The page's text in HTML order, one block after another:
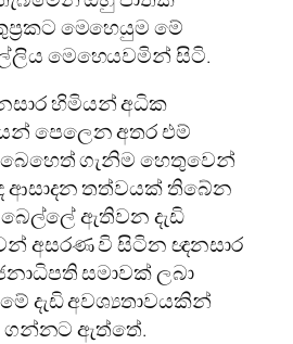
මෙහෙයුම මේ
මෙහෙයවමින් සිටි.
හිමියන් අධික
පෙලෙන අතර එම්
බෙහෙත් ගැනිම හෙතුවෙන්
ආසාදන තත්වයක් තිබේන
ඇතිවන දැඩි
අසරණ වි සිටින ඥනසාර
සමාවක් ලබා
දැඩි අවශ්‍යතාවයකින්
ගන්නට ඇත්තේ.